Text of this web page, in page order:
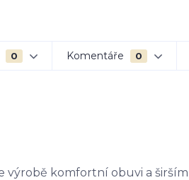
0 Komentáře 0
výrobě komfortní obuvi a